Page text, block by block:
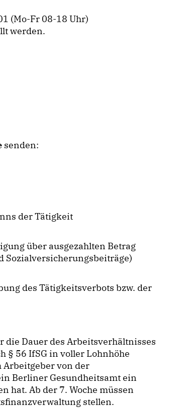
(Mo-Fr 08-18 Uhr)
werden.
senden:
der Tätigkeit
über ausgezahlten Betrag
des Tätigkeitsverbots bzw. der
Dauer des Arbeitsverhältnisses
§ 56 IfSG in voller Lohnhöhe
Arbeitgeber von der
Berliner Gesundheitsamt ein
hat. Ab der 7. Woche müssen
stellen.